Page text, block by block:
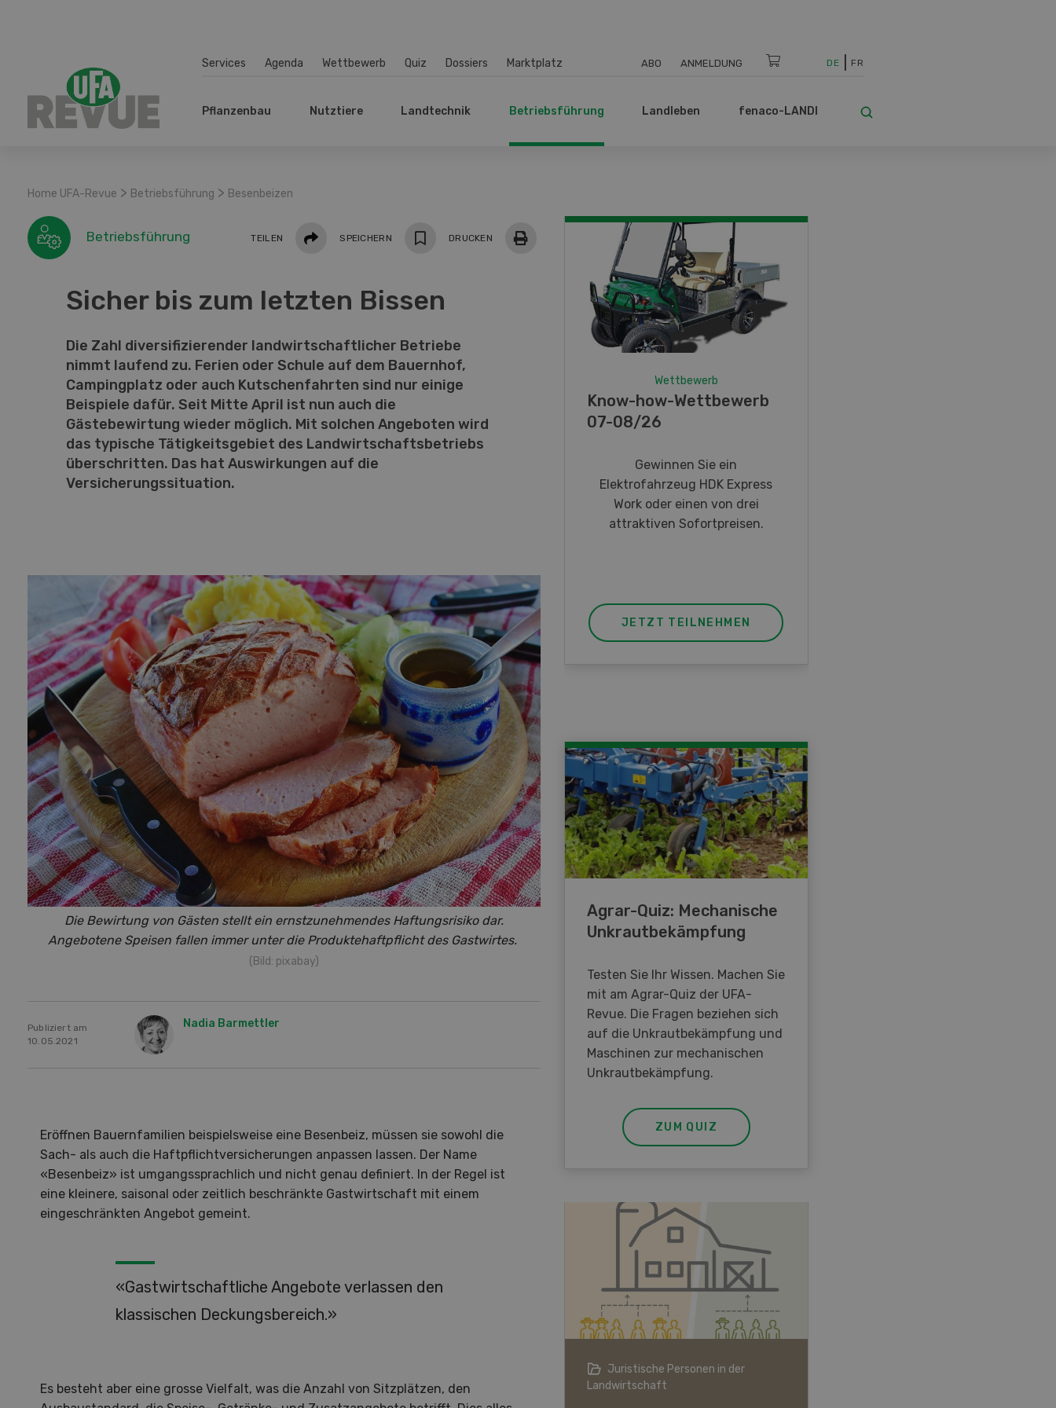
Services Agenda Wettbewerb Quiz Dossiers Marktplatz ABO ANMELDUNG DE FR
Pflanzenbau Nutztiere Landtechnik Betriebsführung Landleben fenaco-LANDI
Home UFA-Revue > Betriebsführung > Besenbeizen
Betriebsführung TEILEN Teilen SPEICHERN DRUCKEN
Sicher bis zum letzten Bissen
Die Zahl diversifizierender landwirtschaftlicher Betriebe
nimmt laufend zu. Ferien oder Schule auf dem Bauernhof,
Campingplatz oder auch Kutschenfahrten sind nur einige
Beispiele dafür. Seit Mitte April ist nun auch die
Gästebewirtung wieder möglich. Mit solchen Angeboten wird
das typische Tätigkeitsgebiet des Landwirtschaftsbetriebs
überschritten. Das hat Auswirkungen auf die
Versicherungssituation.
Die Bewirtung von Gästen stellt ein ernstzunehmendes Haftungsrisiko dar.
Angebotene Speisen fallen immer unter die Produktehaftpflicht des Gastwirtes.
(Bild: pixabay)
Publiziert am
10.05.2021
Nadia Barmettler
Eröffnen Bauernfamilien beispielsweise eine Besenbeiz, müssen sie sowohl die
Sach- als auch die Haftpflichtversicherungen anpassen lassen. Der Name
«Besenbeiz» ist umgangssprachlich und nicht genau definiert. In der Regel ist
eine kleinere, saisonal oder zeitlich beschränkte Gastwirtschaft mit einem
eingeschränkten Angebot gemeint.
«Gastwirtschaftliche Angebote verlassen den
klassischen Deckungsbereich.»
Es besteht aber eine grosse Vielfalt, was die Anzahl von Sitzplätzen, den
Wettbewerb
Know-how-Wettbewerb
07-08/26
Gewinnen Sie ein
Elektrofahrzeug HDK Express
Work oder einen von drei
attraktiven Sofortpreisen.
JETZT TEILNEHMEN
Agrar-Quiz: Mechanische
Unkrautbekämpfung
Testen Sie Ihr Wissen. Machen Sie
mit am Agrar-Quiz der UFA-
Revue. Die Fragen beziehen sich
auf die Unkrautbekämpfung und
Maschinen zur mechanischen
Unkrautbekämpfung.
ZUM QUIZ
Juristische Personen in der
Landwirtschaft